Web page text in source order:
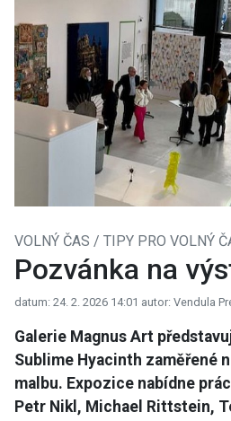
VOLNÝ ČAS / TIPY PRO VOLNÝ
Pozvánka na
datum: 24. 2. 2026 14:01 autor: Vendula
Galerie Magnus Art
Sublime Hyacinth zaměřené
malbu. Expozice nabídne
Petr Nikl, Michael Rittstein,